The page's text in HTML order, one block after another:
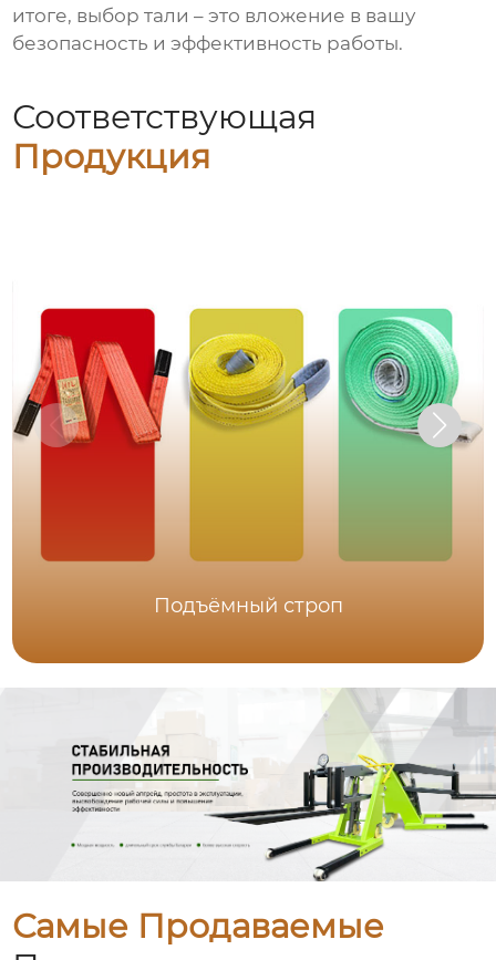
итоге, выбор тали – это вложение в вашу
безопасность и эффективность работы.
Соответствующая
Продукция
Подъёмный строп
Самые Продаваемые